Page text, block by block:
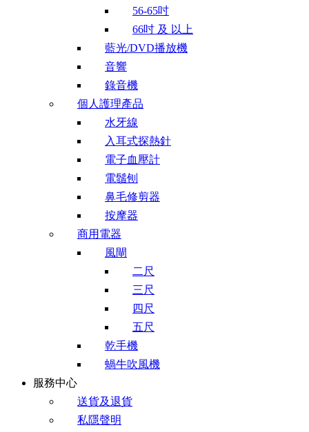
56-65吋
66吋 及 以上
藍光/DVD播放機
音響
錄音機
個人護理產品
水牙線
入耳式探熱針
電子血壓計
電鬚刨
鼻毛修剪器
按摩器
商用電器
風閘
二尺
三尺
四尺
五尺
乾手機
蝸牛吹風機
服務中心
送貨及退貨
私隱聲明